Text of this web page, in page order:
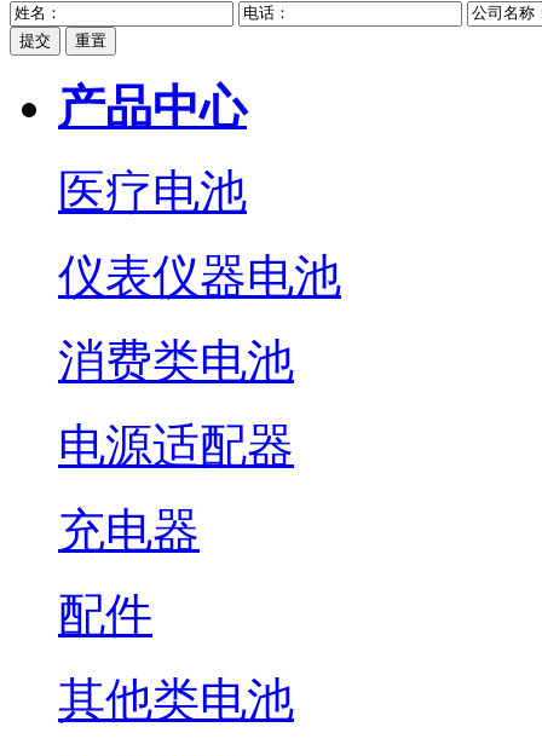
提交 重置
产品中心
医疗电池
仪表仪器电池
消费类电池
电源适配器
充电器
配件
其他类电池